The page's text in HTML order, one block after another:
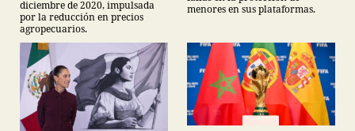
diciembre de 2020, impulsada
por la reducción en precios
agropecuarios.
menores en sus plataformas.